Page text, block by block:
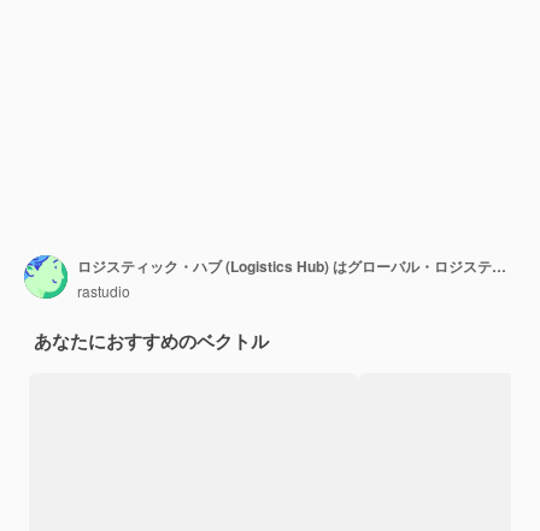
ロジスティック・ハブ (Logistics Hub) はグローバル・ロジスティクス・センター (Global Logistics Center) の商用倉庫のベクトルイラストレーションです
rastudio
あなたにおすすめのベクトル